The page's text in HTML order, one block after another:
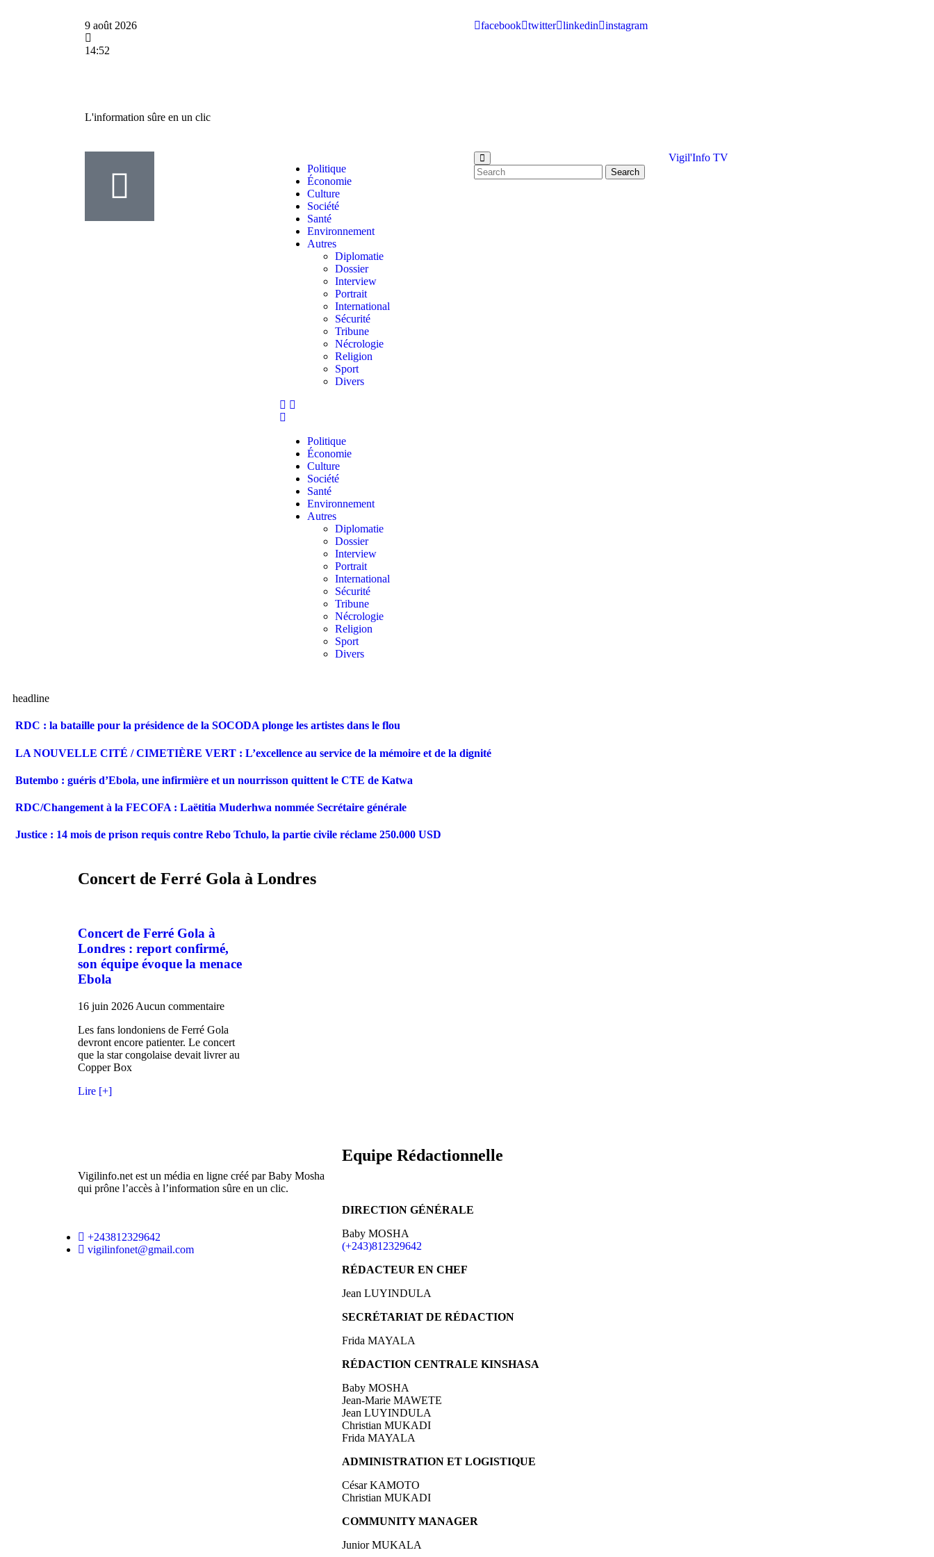
9 août 2026
14:52
facebook twitter linkedin instagram
L'information sûre en un clic
Politique
Économie
Culture
Société
Santé
Environnement
Autres
Diplomatie
Dossier
Interview
Portrait
International
Sécurité
Tribune
Nécrologie
Religion
Sport
Divers
Politique
Économie
Culture
Société
Santé
Environnement
Autres
Diplomatie
Dossier
Interview
Portrait
International
Sécurité
Tribune
Nécrologie
Religion
Sport
Divers
Search
Vigil'Info TV
headline
RDC : la bataille pour la présidence de la SOCODA plonge les artistes dans le flou
LA NOUVELLE CITÉ / CIMETIÈRE VERT : L’excellence au service de la mémoire et de la dignité
Butembo : guéris d’Ebola, une infirmière et un nourrisson quittent le CTE de Katwa
RDC/Changement à la FECOFA : Laëtitia Muderhwa nommée Secrétaire générale
Justice : 14 mois de prison requis contre Rebo Tchulo, la partie civile réclame 250.000 USD
Concert de Ferré Gola à Londres
Concert de Ferré Gola à
Londres : report confirmé,
son équipe évoque la menace
Ebola
16 juin 2026 Aucun commentaire
Les fans londoniens de Ferré Gola
devront encore patienter. Le concert
que la star congolaise devait livrer au
Copper Box
Lire [+]
Vigilinfo.net est un média en ligne créé par Baby Mosha
qui prône l’accès à l’information sûre en un clic.
+243812329642
vigilinfonet@gmail.com
Equipe Rédactionnelle
DIRECTION GÉNÉRALE
Baby MOSHA
(+243)812329642
RÉDACTEUR EN CHEF
Jean LUYINDULA
SECRÉTARIAT DE RÉDACTION
Frida MAYALA
RÉDACTION CENTRALE KINSHASA
Baby MOSHA
Jean-Marie MAWETE
Jean LUYINDULA
Christian MUKADI
Frida MAYALA
ADMINISTRATION ET LOGISTIQUE
César KAMOTO
Christian MUKADI
COMMUNITY MANAGER
Junior MUKALA